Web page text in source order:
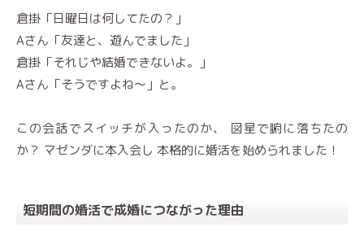
倉掛「日曜日は何してたの？」
Aさん「友達と、遊んでました」
倉掛「それじや結婚できないよ。」
Aさん「そうですよね〜」と。
この会話でスイッチが入ったのか、 図星で腑に落ちたの
か？ マゼンダに本入会し 本格的に婚活を始められました！
短期間の婚活で成婚につながった理由